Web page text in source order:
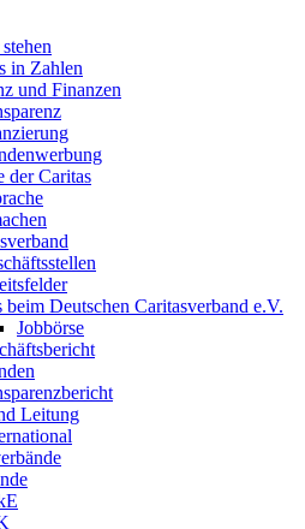
in Zahlen
und Finanzen
der Caritas
beim Deutschen Caritasverband e.V.
Jobbörse
Leitung